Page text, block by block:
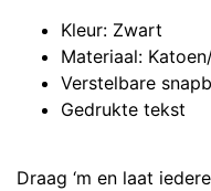
Kleur: Zwart
Materiaal:
Verstelbare
Gedrukte tekst
Draag ‘m en laat